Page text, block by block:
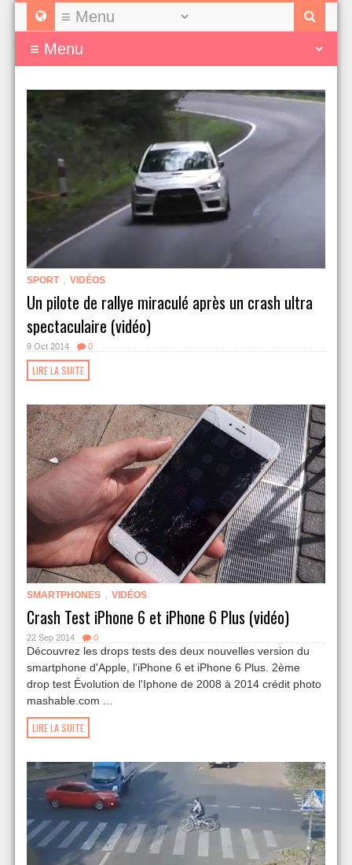
SPORT , VIDÉOS
Un pilote de rallye miraculé après un crash ultra
spectaculaire (vidéo)
9 Oct 2014 0
LIRE LA SUITE
SMARTPHONES , VIDÉOS
Crash Test iPhone 6 et iPhone 6 Plus (vidéo)
22 Sep 2014 0
Découvrez les drops tests des deux nouvelles version du
smartphone d'Apple, l'iPhone 6 et iPhone 6 Plus. 2ème
drop test Évolution de l'Iphone de 2008 à 2014 crédit photo
mashable.com ...
LIRE LA SUITE